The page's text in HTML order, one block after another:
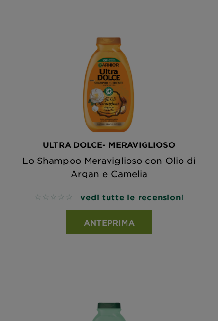
ULTRA DOLCE- MERAVIGLIOSO
Lo Shampoo Meraviglioso con Olio di
Argan e Camelia
No reviews vedi tutte le recensioni
ANTEPRIMA